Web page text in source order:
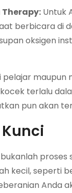
Untuk
berbicara di
oksigen
maupun
terlalu
pun akan
kecil, seperti
Anda